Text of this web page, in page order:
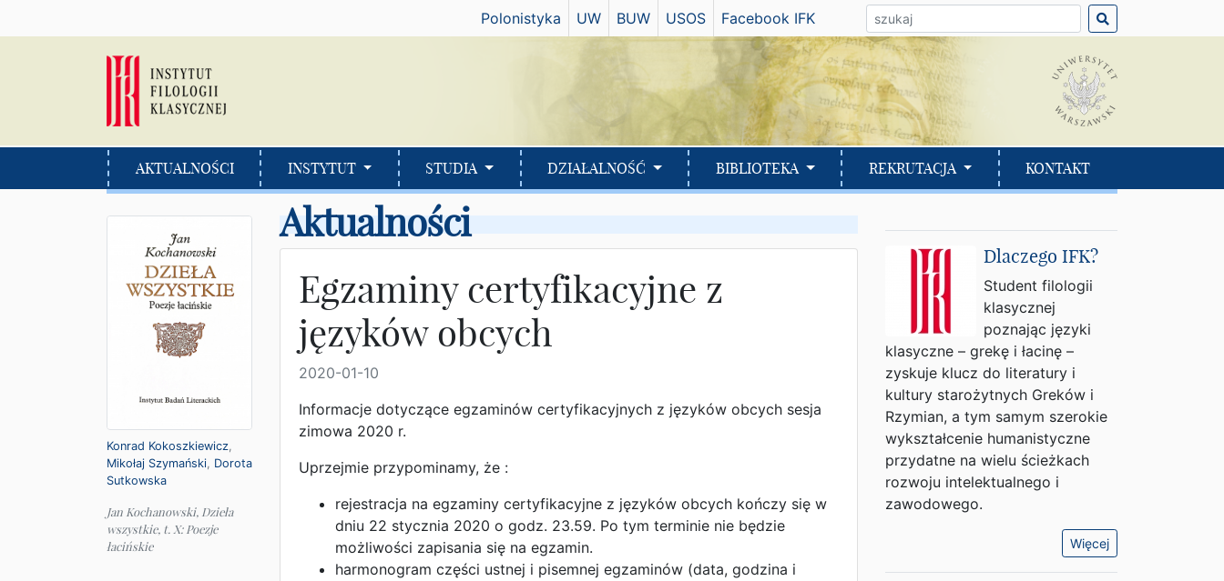
Polonistyka UW BUW USOS Facebook IFKHasło do wyszukania:
AKTUALNOŚCI INSTYTUT STUDIA DZIAŁALNOŚĆ BIBLIOTEKA REKRUTACJA KONTAKT
Konrad Kokoszkiewicz,
Mikołaj Szymański, Dorota
Sutkowska
Jan Kochanowski, Dzieła
wszystkie, t. X: Poezje
łacińskie
Aktualności
Egzaminy certyfikacyjne z
języków obcych
2020-01-10
Informacje dotyczące egzaminów certyfikacyjnych z języków obcych sesja
zimowa 2020 r.
Uprzejmie przypominamy, że :
rejestracja na egzaminy certyfikacyjne z języków obcych kończy się w
dniu 22 stycznia 2020 o godz. 23.59. Po tym terminie nie będzie
możliwości zapisania się na egzamin.
harmonogram części ustnej i pisemnej egzaminów (data, godzina i
Dlaczego IFK?
Student filologii
klasycznej
poznając języki
klasyczne – grekę i łacinę –
zyskuje klucz do literatury i
kultury starożytnych Greków i
Rzymian, a tym samym szerokie
wykształcenie humanistyczne
przydatne na wielu ścieżkach
rozwoju intelektualnego i
zawodowego.
Więcej